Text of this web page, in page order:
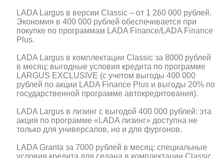
LADA Largus в версии Classic – от 1 260 000 рублей.
Экономия в 400 000 рублей обеспечивается при
покупке по программам LADA Finance/LADA Finance
Plus.
LADA Largus в комплектации Classic за 8000 рублей
в месяц: выгодные условия кредита по программе
LARGUS EXCLUSIVE (с учетом выгоды 400 000
рублей по акции LADA Finance Plus и выгоды 20% по
государственной программе автокредитования).
LADA Largus в лизинг с выгодой 400 000 рублей: эта
акция по программе «LADA лизинг» доступна не
только для универсалов, но и для фургонов.
LADA Granta за 7000 рублей в месяц: специальные